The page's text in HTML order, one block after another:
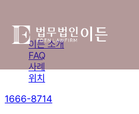
이든 소개
FAQ
사례
위치
1666-8714